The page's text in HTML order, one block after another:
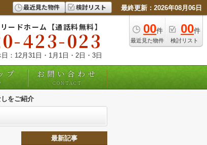
最近見た物件 検討リスト 最終更新：2026年08月06日
00件
最近見た物件
00件
検討リスト
ードホーム【通話料無料】
423-023
：12月31日・1月1日・2日・3日
プ お問い合わせ
CONTACT
をご紹介
最新記事